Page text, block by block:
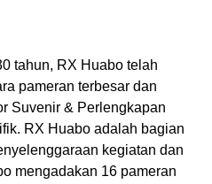
tahun, RX Huabo telah
pameran terbesar dan
Suvenir & Perlengkapan
RX Huabo adalah bagian
kegiatan dan
mengadakan 16 pameran